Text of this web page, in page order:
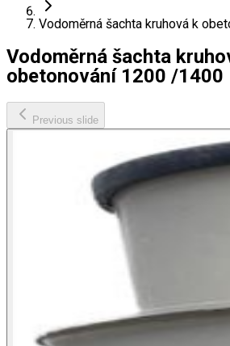
Vodoměrná šachta kruhová k
Vodoměrná šachta
obetonování 1200 /1400
Previous slide